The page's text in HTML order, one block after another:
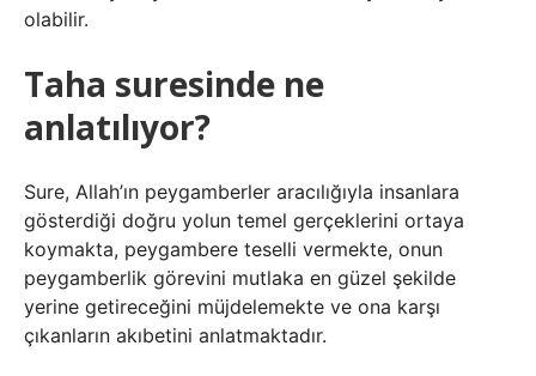
olabilir.
Taha suresinde ne
anlatılıyor?
Sure, Allah’ın peygamberler aracılığıyla insanlara
gösterdiği doğru yolun temel gerçeklerini ortaya
koymakta, peygambere teselli vermekte, onun
peygamberlik görevini mutlaka en güzel şekilde
yerine getireceğini müjdelemekte ve ona karşı
çıkanların akıbetini anlatmaktadır.